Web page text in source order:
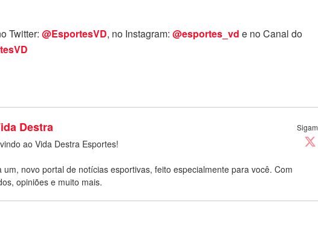
Twitter: @EsportesVD, no Instagram: @esportes_vd e no Canal do
Sigam
Destra
ao Vida Destra Esportes!
um, novo portal de notícias esportivas, feito especialmente para você. Com
opiniões e muito mais.